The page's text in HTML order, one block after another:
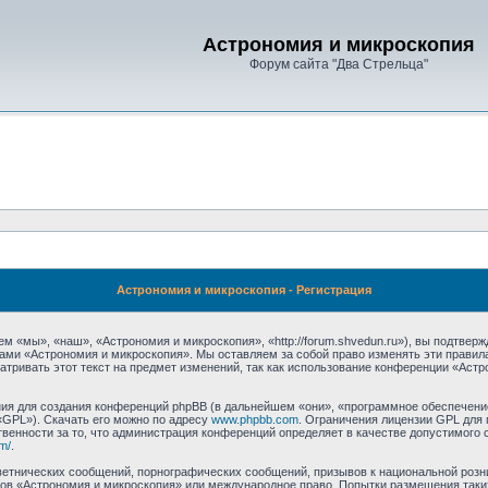
Астрономия и микроскопия
Форум сайта "Два Стрельца"
Астрономия и микроскопия - Регистрация
«мы», «наш», «Астрономия и микроскопия», «http://forum.shvedun.ru»), вы
«Астрономия и микроскопия». Мы оставляем за собой право изменять эти
этот текст на предмет изменений, так как использование конференции
создания конференций phpBB (в дальнейшем «они», «программное
Скачать его можно по адресу www.phpbb.com. Ограничения лицензии GPL для
за то, что администрация конференций определяет в качестве
.
сообщений, порнографических сообщений, призывов к национальной
«Астрономия и микроскопия» или международное право. Попытки размещения